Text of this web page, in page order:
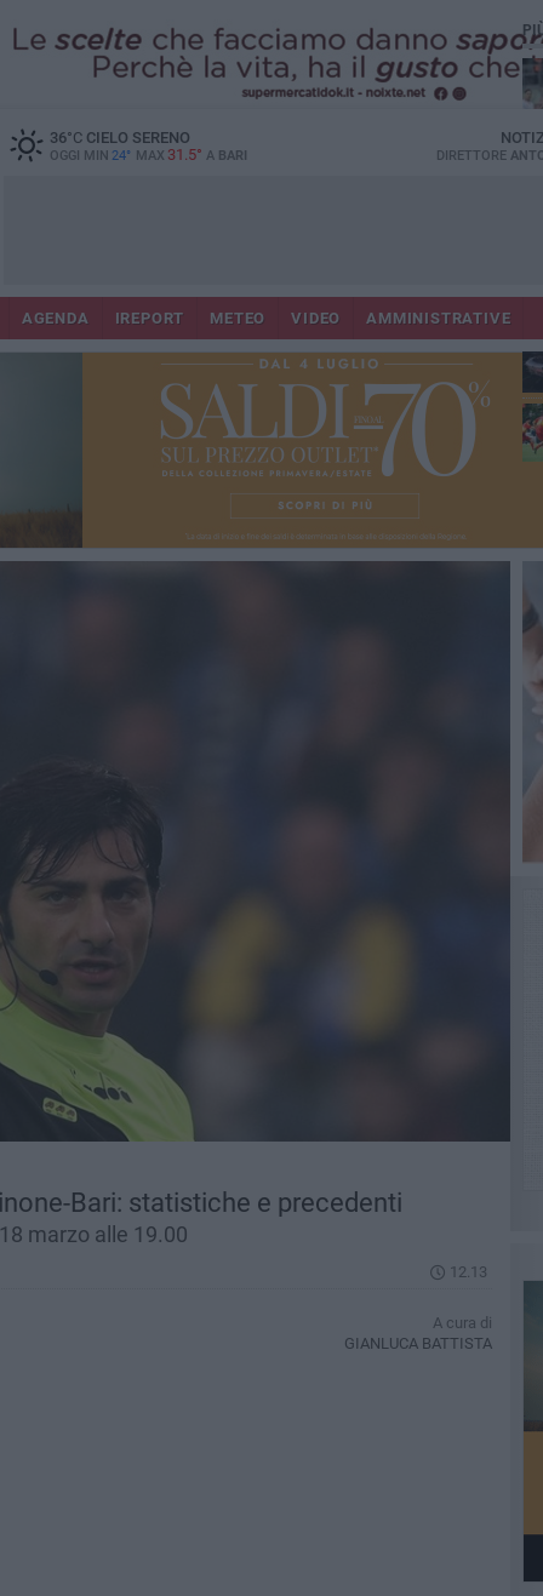
36°CCIELO SERENO
OGGI MIN 24° MAX 31.5° A BARI DIRETTORE
AGENDA IREPORT METEO VIDEO AMMINISTRATIVE
Bari: statistiche e precedenti
marzo alle 19.00
12.13
A cura di
GIANLUCA BATTISTA